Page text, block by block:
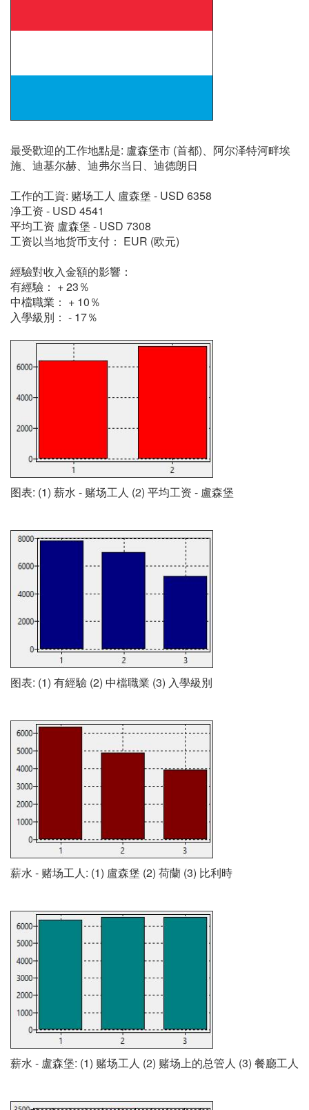
最受歡迎的工作地點是: 盧森堡市 (首都)、阿尔泽特河畔埃
施、迪基尔赫、迪弗尔当日、迪德朗日
工作的工資: 赌场工人 盧森堡 - USD 6358
净工资 - USD 4541
平均工资 盧森堡 - USD 7308
工资以当地货币支付： EUR (欧元)
經驗對收入金額的影響：
有經驗： + 23％
中檔職業： + 10％
入學級別： - 17％
图表: (1) 薪水 - 赌场工人 (2) 平均工资 - 盧森堡
图表: (1) 有經驗 (2) 中檔職業 (3) 入學級別
薪水 - 赌场工人: (1) 盧森堡 (2) 荷蘭 (3) 比利時
薪水 - 盧森堡: (1) 赌场工人 (2) 赌场上的总管人 (3) 餐廳工人